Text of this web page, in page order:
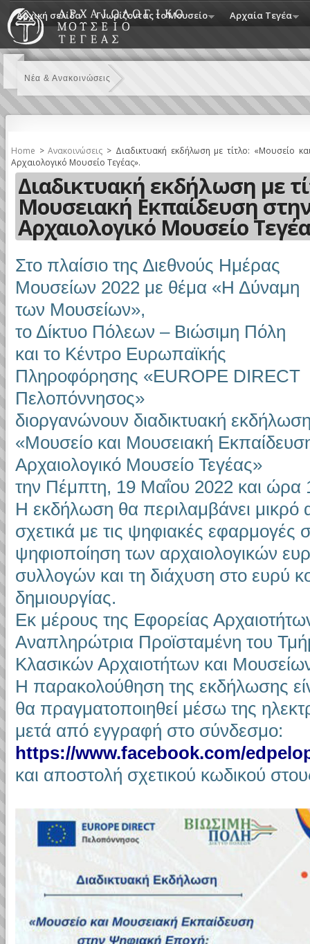
Αρχική σελίδα Γνωρίζοντας το Μουσείο Αρχαία Τεγέα
Νέα & Ανακοινώσεις
Home >Ανακοινώσεις > Διαδικτυακή εκδήλωση με τίτλο: «Μουσείο
Αρχαιολογικό Μουσείο Τεγέας».
Διαδικτυακή εκδήλωση με
Μουσειακή Εκπαίδευση
Αρχαιολογικό Μουσείο
Στο πλαίσιο της Διεθνούς Ημέρας
Μουσείων 2022 με θέμα «Η Δύναμη
των Μουσείων»,
το Δίκτυο Πόλεων – Βιώσιμη Πόλη
και το Κέντρο Ευρωπαϊκής
Πληροφόρησης «EUROPE DIRECT
Πελοπόννησος»
διοργανώνουν διαδικτυακή εκδήλωση
«Μουσείο και Μουσειακή
Αρχαιολογικό Μουσείο Τεγέας»
την Πέμπτη, 19 Μαΐου 2022 και ώρα
Η εκδήλωση θα περιλαμβάνει
σχετικά με τις ψηφιακές εφαρμογές
ψηφιοποίηση των αρχαιολογικών
συλλογών και τη διάχυση στο ευρύ
δημιουργίας.
Εκ μέρους της Εφορείας
Αναπληρώτρια Προϊσταμένη του
Κλασικών Αρχαιοτήτων και
Η παρακολούθηση της εκδήλωσης
θα πραγματοποιηθεί μέσω της
μετά από εγγραφή στο σύνδεσμο:
https://www.facebook.com/
και αποστολή σχετικού κωδικού